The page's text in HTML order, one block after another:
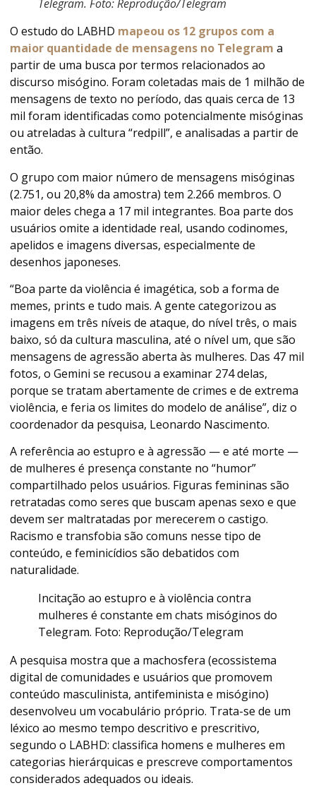
Telegram. Foto: Reprodução/Telegram
O estudo do LABHD mapeou os 12 grupos com a
maior quantidade de mensagens no Telegram a
partir de uma busca por termos relacionados ao
discurso misógino. Foram coletadas mais de 1 milhão de
mensagens de texto no período, das quais cerca de 13
mil foram identificadas como potencialmente misóginas
ou atreladas à cultura “redpill”, e analisadas a partir de
então.
O grupo com maior número de mensagens misóginas
(2.751, ou 20,8% da amostra) tem 2.266 membros. O
maior deles chega a 17 mil integrantes. Boa parte dos
usuários omite a identidade real, usando codinomes,
apelidos e imagens diversas, especialmente de
desenhos japoneses.
“Boa parte da violência é imagética, sob a forma de
memes, prints e tudo mais. A gente categorizou as
imagens em três níveis de ataque, do nível três, o mais
baixo, só da cultura masculina, até o nível um, que são
mensagens de agressão aberta às mulheres. Das 47 mil
fotos, o Gemini se recusou a examinar 274 delas,
porque se tratam abertamente de crimes e de extrema
violência, e feria os limites do modelo de análise”, diz o
coordenador da pesquisa, Leonardo Nascimento.
A referência ao estupro e à agressão — e até morte —
de mulheres é presença constante no “humor”
compartilhado pelos usuários. Figuras femininas são
retratadas como seres que buscam apenas sexo e que
devem ser maltratadas por merecerem o castigo.
Racismo e transfobia são comuns nesse tipo de
conteúdo, e feminicídios são debatidos com
naturalidade.
Incitação ao estupro e à violência contra
mulheres é constante em chats misóginos do
Telegram. Foto: Reprodução/Telegram
A pesquisa mostra que a machosfera (ecossistema
digital de comunidades e usuários que promovem
conteúdo masculinista, antifeminista e misógino)
desenvolveu um vocabulário próprio. Trata-se de um
léxico ao mesmo tempo descritivo e prescritivo,
segundo o LABHD: classifica homens e mulheres em
categorias hierárquicas e prescreve comportamentos
considerados adequados ou ideais.